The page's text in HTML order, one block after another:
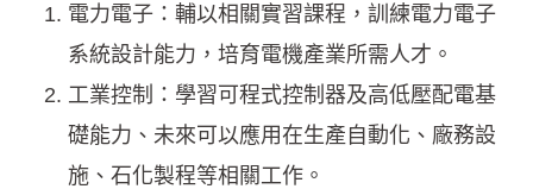
電力電子：輔以相關實習課程，訓練電力電子
系統設計能力，培育電機產業所需人才。
工業控制：學習可程式控制器及高低壓配電基
礎能力、未來可以應用在生產自動化、廠務設
施、石化製程等相關工作。